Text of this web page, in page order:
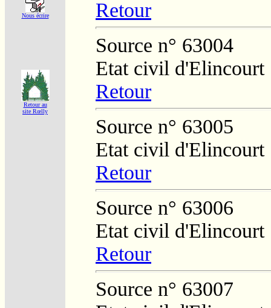
Nous écrire
Retour au
site Rœlly
Retour
Source n° 63004
Etat civil d'Elincourt
Retour
Source n° 63005
Etat civil d'Elincourt
Retour
Source n° 63006
Etat civil d'Elincourt
Retour
Source n° 63007